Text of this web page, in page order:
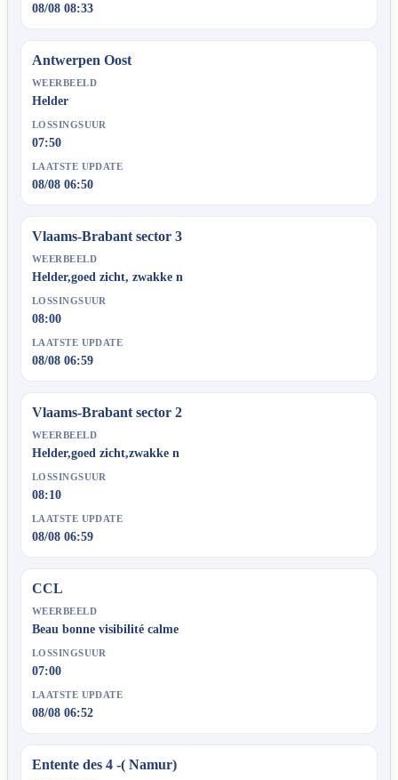
08/08 08:33
Antwerpen Oost
WEERBEELD
Helder
LOSSINGSUUR
07:50
LAATSTE UPDATE
08/08 06:50
Vlaams-Brabant sector 3
WEERBEELD
Helder,goed zicht, zwakke n
LOSSINGSUUR
08:00
LAATSTE UPDATE
08/08 06:59
Vlaams-Brabant sector 2
WEERBEELD
Helder,goed zicht,zwakke n
LOSSINGSUUR
08:10
LAATSTE UPDATE
08/08 06:59
CCL
WEERBEELD
Beau bonne visibilité calme
LOSSINGSUUR
07:00
LAATSTE UPDATE
08/08 06:52
Entente des 4 -( Namur)